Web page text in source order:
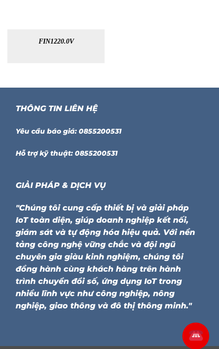
FIN1220.0V
THÔNG TIN LIÊN HỆ
Yêu cầu báo giá: 0855200531
Hỗ trợ kỹ thuật: 0855200531
GIẢI PHÁP & DỊCH VỤ
"Chúng tôi cung cấp thiết bị và giải pháp
IoT toàn diện, giúp doanh nghiệp kết nối,
giám sát và tự động hóa hiệu quả. Với nền
tảng công nghệ vững chắc và đội ngũ
chuyên gia giàu kinh nghiệm, chúng tôi
đồng hành cùng khách hàng trên hành
trình chuyển đổi số, ứng dụng IoT trong
nhiều lĩnh vực như công nghiệp, nông
nghiệp, giao thông và đô thị thông minh."